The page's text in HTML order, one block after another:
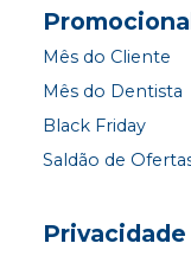
Mês do Cliente
Mês do Dentista
Black Friday
Saldão de
Privacidade